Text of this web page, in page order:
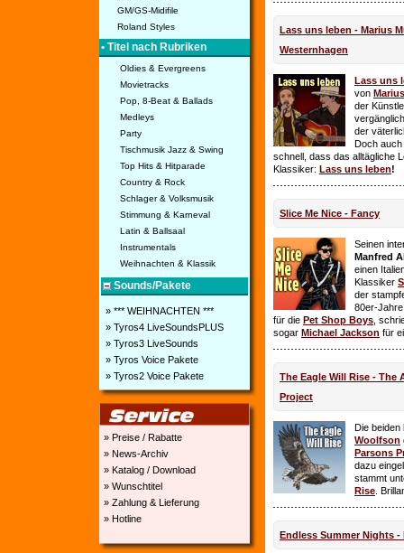
GM/GS-Midifile
Roland Styles
• Titel nach Rubriken
Oldies & Evergreens
Movietracks
Pop, 8-Beat & Ballads
Medleys
Party
Tischmusik Jazz & Swing
Top Hits & Hitparade
Country & Rock
Schlager & Volksmusik
Stimmung & Karneval
Latin & Ballsaal
Instrumentals
Weihnachten & Klassik
Sounds/Pakete
» *** WEIHNACHTEN ***
» Tyros4 LiveSoundsPLUS
» Tyros3 LiveSounds
» Tyros Voice Pakete
» Tyros2 Voice Pakete
» Preise / Rabatte
» News-Archiv
» Katalog / Download
» Wunschtitel
» Zahlung & Lieferung
» Hotline
Lass uns leben - Marius
Westernhagen
Lass uns
von
der
der
Doch auch
schnell, dass das alltägliche
Klassiker: Lass uns leben!
Slice Me Nice - Fancy
Seinen
Manfred
einen
Klassiker
der
80er-
für die Pet Shop Boys ,
sogar Michael Jackson für
The Eagle Will Rise - The
Project
Die beiden
Woolfson
Parsons
dazu
stammt
Rise .
Endless Summer Nights -